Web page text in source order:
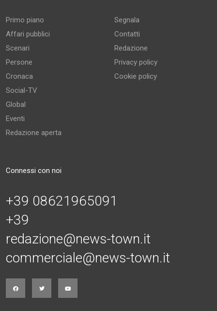
Primo piano
Affari pubblici
Scenari
Persone
Cronaca
Social-TV
Global
Eventi
Redazione aperta
Segnala
Contatti
Redazione
Privacy policy
Cookie policy
Connessi con noi
+39 08621965091
+39
redazione@news-town.it
commerciale@news-town.it